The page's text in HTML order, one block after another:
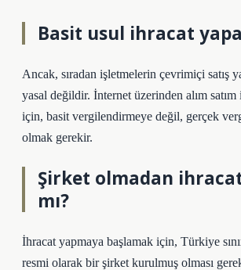
Basit usul ihracat
Ancak, sıradan işletmelerin çevrimiçi satış
yasal değildir. İnternet üzerinden alım
için, basit vergilendirmeye değil, gerçek
olmak gerekir.
Şirket olmadan ihracat
mı?
İhracat yapmaya başlamak için, Türkiye
resmi olarak bir şirket kurulmuş olması